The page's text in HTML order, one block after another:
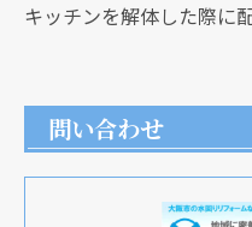
キッチンを解体した際に
問い合わせ